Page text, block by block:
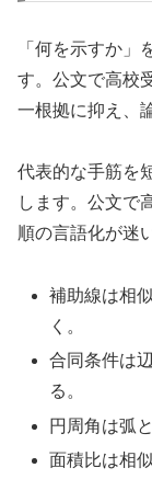
「何を示すか」
す。公文で高校
一根拠に抑え、
代表的な手筋を
します。公文で
順の言語化が迷
補助線は相
く。
合同条件は
る。
円周角は弧
面積比は相